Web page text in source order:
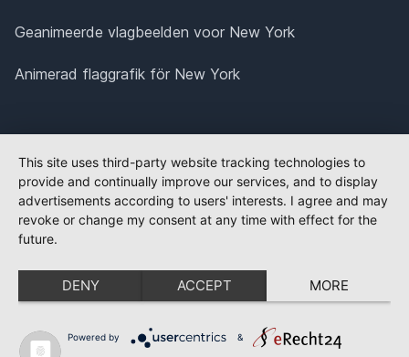
Geanimeerde vlagbeelden voor New York
Animerad flaggrafik för New York
This site uses third-party website tracking technologies to
provide and continually improve our services, and to display
advertisements according to users' interests. I agree and may
revoke or change my consent at any time with effect for the
future.
DENY ACCEPT MORE
Powered by &